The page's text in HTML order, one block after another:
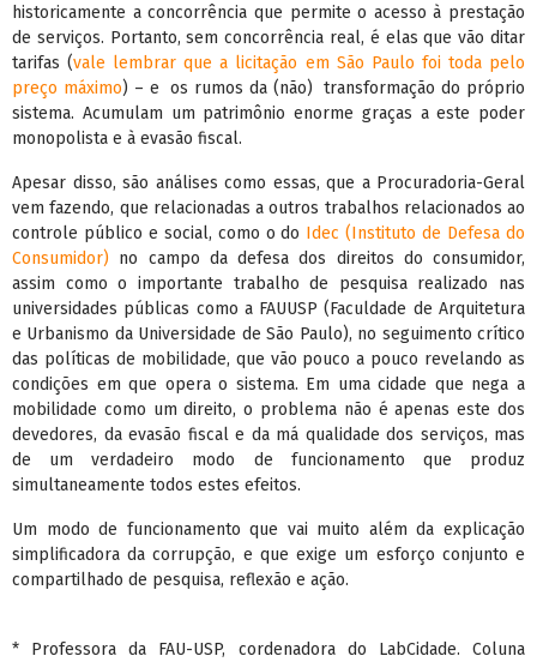
historicamente a concorrência que permite o acesso à prestação
de serviços. Portanto, sem concorrência real, é elas que vão ditar
tarifas (vale lembrar que a licitação em São Paulo foi toda pelo
preço máximo) – e os rumos da (não) transformação do próprio
sistema. Acumulam um patrimônio enorme graças a este poder
monopolista e à evasão fiscal.
Apesar disso, são análises como essas, que a Procuradoria-Geral
vem fazendo, que relacionadas a outros trabalhos relacionados ao
controle público e social, como o do Idec (Instituto de Defesa do
Consumidor) no campo da defesa dos direitos do consumidor,
assim como o importante trabalho de pesquisa realizado nas
universidades públicas como a FAUUSP (Faculdade de Arquitetura
e Urbanismo da Universidade de São Paulo), no seguimento crítico
das políticas de mobilidade, que vão pouco a pouco revelando as
condições em que opera o sistema. Em uma cidade que nega a
mobilidade como um direito, o problema não é apenas este dos
devedores, da evasão fiscal e da má qualidade dos serviços, mas
de um verdadeiro modo de funcionamento que produz
simultaneamente todos estes efeitos.
Um modo de funcionamento que vai muito além da explicação
simplificadora da corrupção, e que exige um esforço conjunto e
compartilhado de pesquisa, reflexão e ação.
* Professora da FAU-USP, cordenadora do LabCidade. Coluna